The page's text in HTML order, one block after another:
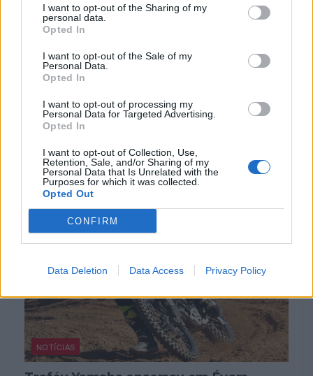
I want to opt-out of the Sharing of my
personal data.
Opted In
I want to opt-out of the Sale of my
Personal Data.
Opted In
I want to opt-out of processing my
Personal Data for Targeted Advertising.
Opted In
I want to opt-out of Collection, Use,
Retention, Sale, and/or Sharing of my
Personal Data that Is Unrelated with the
Purposes for which it was collected.
Opted Out
CONFIRM
Data Deletion Data Access Privacy Policy
COMPETIÇÃO
Prova de abertura do 20º Troféu Yamaha
2025 arranca em Évora
13 MAIO, 2025
NOTÍCIAS